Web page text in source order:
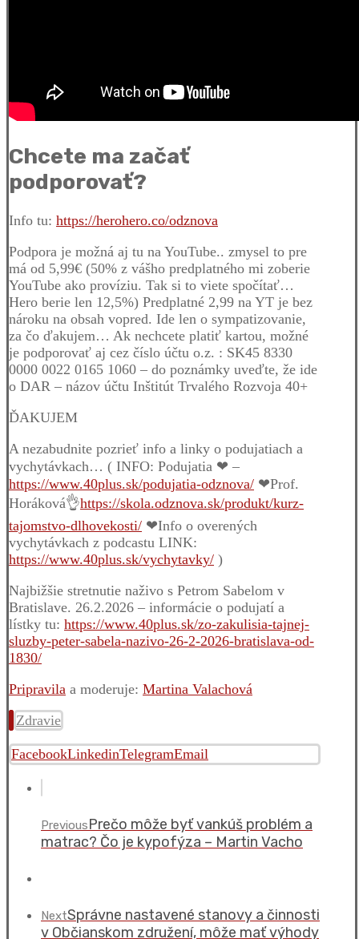
Chcete ma začať
podporovať?
Info tu: https://herohero.co/odznova
Podpora je možná aj tu na YouTube.. zmysel to pre
má od 5,99€ (50% z vášho predplatného mi zoberie
YouTube ako províziu. Tak si to viete spočítať…
Hero berie len 12,5%) Predplatné 2,99 na YT je bez
nároku na obsah vopred. Ide len o sympatizovanie,
za čo ďakujem… Ak nechcete platiť kartou, možné
je podporovať aj cez číslo účtu o.z. : SK45 8330
0000 0022 0165 1060 – do poznámky uveďte, že ide
o DAR – názov účtu Inštitút Trvalého Rozvoja 40+
ĎAKUJEM
A nezabudnite pozrieť info a linky o podujatiach a
vychytávkach… ( INFO: Podujatia ❤ –
https://www.40plus.sk/podujatia-odznova/ ❤Prof.
Horáková👌https://skola.odznova.sk/produkt/kurz-
tajomstvo-dlhovekosti/ ❤Info o overených
vychytávkach z podcastu LINK:
https://www.40plus.sk/vychytavky/ )
Najbižšie stretnutie naživo s Petrom Sabelom v
Bratislave. 26.2.2026 – informácie o podujatí a
lístky tu: https://www.40plus.sk/zo-zakulisia-tajnej-
sluzby-peter-sabela-nazivo-26-2-2026-bratislava-od-
1830/
Pripravila a moderuje: Martina Valachová
Zdravie
FacebookLinkedinTelegramEmail
PreviousPrečo môže byť vankúš problém a
matrac? Čo je kypofýza – Martin Vacho
NextSprávne nastavené stanovy a činnosti
v Občianskom združení, môže mať výhody